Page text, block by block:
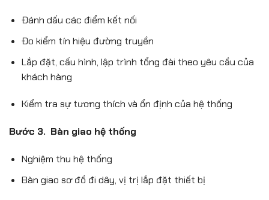
Đánh dấu các điểm kết nối
Đo kiểm tín hiệu đường truyền
Lắp đặt, cấu hình, lập trình tổng đài theo yêu cầu của
khách hàng
Kiểm tra sự tương thích và ổn định của hệ thống
Bước 3. Bàn giao hệ thống
Nghiệm thu hệ thống
Bàn giao sơ đồ đi dây, vị trị lắp đặt thiết bị